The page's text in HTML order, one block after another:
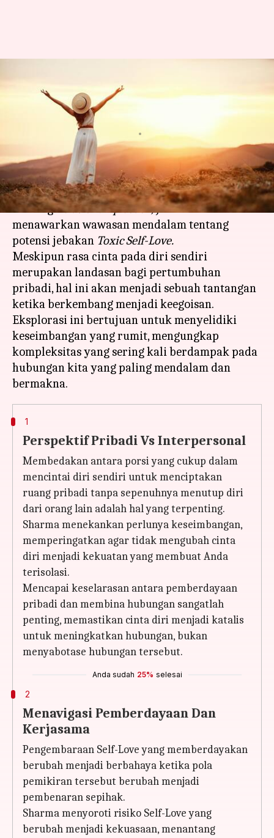
Apakah Hal Ini Berkontribusi
Terhadap Rasa Kesepian
Dec 12, 2023 12:14 pm
Apa ceritanya
Di eraSelf-Loveyang sedang naik daun saat ini,
seorangRelationship Coach,Jeevika Sharma
menawarkan wawasan mendalam tentang
potensi jebakan Toxic Self-Love.
Meskipun rasa cinta pada diri sendiri
merupakan landasan bagi pertumbuhan
pribadi, hal ini akan menjadi sebuah tantangan
ketika berkembang menjadi keegoisan.
Eksplorasi ini bertujuan untuk menyelidiki
keseimbangan yang rumit, mengungkap
kompleksitas yang sering kali berdampak pada
hubungan kita yang paling mendalam dan
1
Perspektif Pribadi Vs Interpersonal
Membedakan antara porsi yang cukup dalam
mencintai diri sendiri untuk menciptakan
ruang pribadi tanpa sepenuhnya menutup diri
dari orang lain adalah hal yang terpenting.
Sharma menekankan perlunya keseimbangan,
memperingatkan agar tidak mengubah cinta
diri menjadi kekuatan yang membuat Anda
terisolasi.
Mencapai keselarasan antara pemberdayaan
pribadi dan membina hubungan sangatlah
penting, memastikan cinta diri menjadi katalis
untuk meningkatkan hubungan, bukan
menyabotase hubungan tersebut.
Anda sudah 25% selesai
2
Menavigasi Pemberdayaan Dan
Kerjasama
Pengembaraan Self-Love yang memberdayakan
berubah menjadi berbahaya ketika pola
pemikiran tersebut berubah menjadi
pembenaran sepihak.
Sharma menyoroti risiko Self-Love yang
berubah menjadi kekuasaan, menantang